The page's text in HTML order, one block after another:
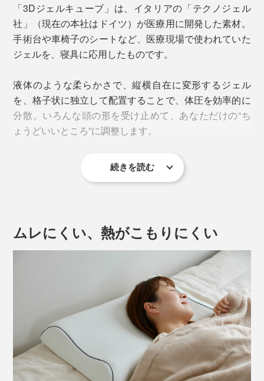
「コロコロ寝返り」と「適度なフィット感」、相反する
条件を満たすのが、『Technogel® pillow』。低反発＆
高反発のいいとこ取りをした「3Dジェルキューブ」
「3Dジェルキューブ」は、イタリアの「テクノジェル
社」（現在の本社はドイツ）が医療用に開発した素材。
手術台や車椅子のシートなど、医療現場で使われていた
ジェルを、寝具に応用したものです。
液体のような柔らかさで、縦横自在に変形するジェル
を、格子状に独立して配置することで、体圧を効率的に
分散。いろんな頭の形を受け止めて、あなただけの“ち
ょうどいいところ”に調整します。
続きを読む
ムレにくい、熱がこもりにくい